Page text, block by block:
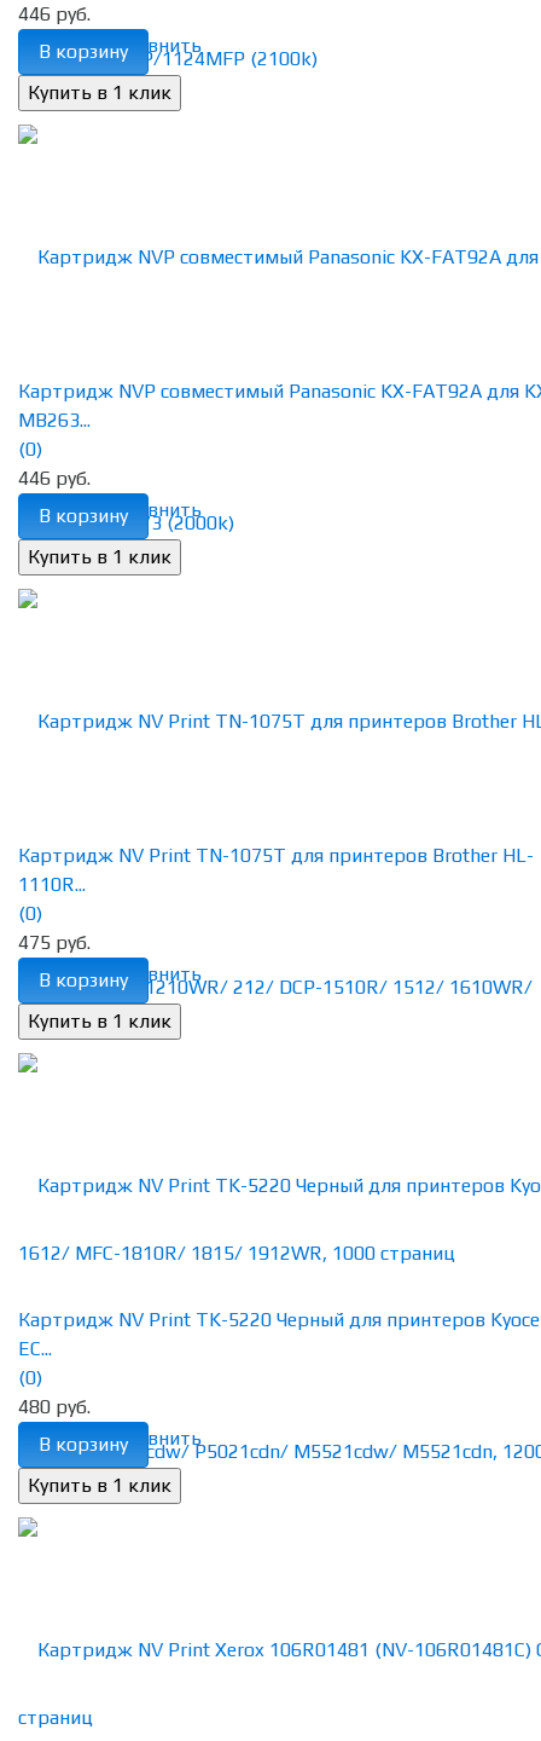
избранное сравнить
446 руб.
В корзину
избранное сравнить
Картридж NVP совместимый Panasonic KX-FAT92A для
MB263...
(0)
446 руб.
В корзину
избранное сравнить
Картридж NV Print TN-1075T для принтеров Brother HL-
1110R...
(0)
475 руб.
В корзину
избранное сравнить
Картридж NV Print TK-5220 Черный для принтеров
EC...
(0)
480 руб.
В корзину